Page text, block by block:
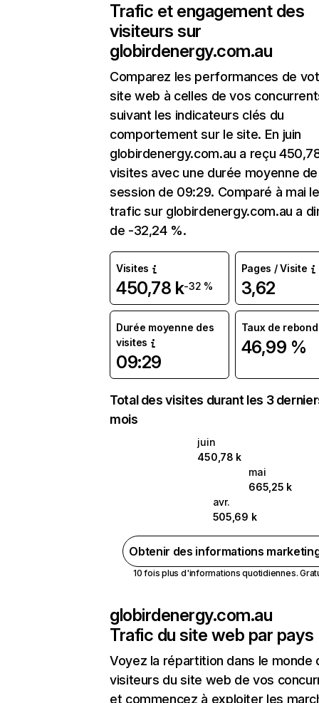
Trafic et engagement des
visiteurs sur
globirdenergy.com.au
Comparez les performances de
site web à celles de vos
suivant les indicateurs clés du
comportement sur le site. En juin
globirdenergy.com.au a reçu
visites avec une durée moyenne
session de 09:29. Comparé à mai le
trafic sur globirdenergy.com.au a
de -32,24 %.
Visites
450,78 k-32 %
Pages / Visite
3,62
Durée moyenne des
visites
09:29
Taux de rebond
46,99 %
Total des visites durant les 3
mois
juin
450,78 k
mai
665,25 k
avr.
505,69 k
Obtenir des informations
10 fois plus d'informations quotidiennes.
globirdenergy.com.au
Trafic du site web par pays
Voyez la répartition dans le monde
visiteurs du site web de vos
et commencez à exploiter les